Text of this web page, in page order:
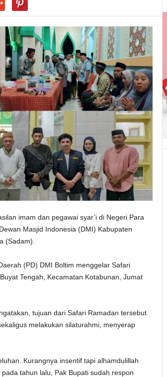
imam dan pegawai syar’i di Negeri Para
Masjid Indonesia (DMI) Kabupaten
(Sadam).
(PD) DMI Boltim menggelar Safari
Tengah, Kecamatan Kotabunan, Jumat
tujuan dari Safari Ramadan tersebut
melakukan silaturahmi, menyerap
Kurangnya insentif tapi alhamdulillah
tahun lalu, Pak Bupati sudah respon